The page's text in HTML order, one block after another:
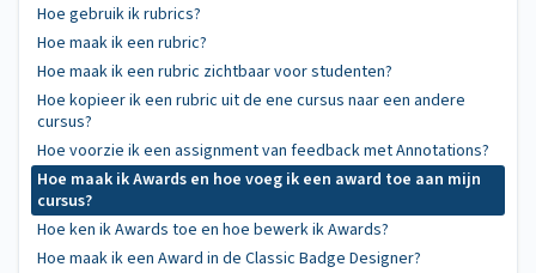
Hoe gebruik ik rubrics?
Hoe maak ik een rubric?
Hoe maak ik een rubric zichtbaar voor studenten?
Hoe kopieer ik een rubric uit de ene cursus naar een andere
cursus?
Hoe voorzie ik een assignment van feedback met Annotations?
Hoe maak ik Awards en hoe voeg ik een award toe aan mijn
cursus?
Hoe ken ik Awards toe en hoe bewerk ik Awards?
Hoe maak ik een Award in de Classic Badge Designer?